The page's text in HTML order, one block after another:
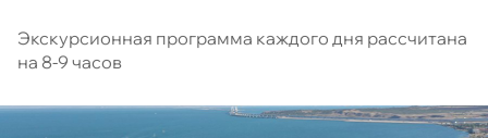
Экскурсионная программа каждого дня рассчитана
на 8-9 часов